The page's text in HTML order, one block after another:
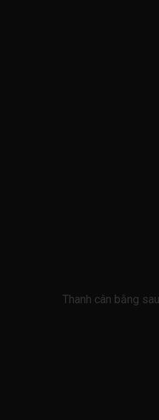
Thanh cân bằng